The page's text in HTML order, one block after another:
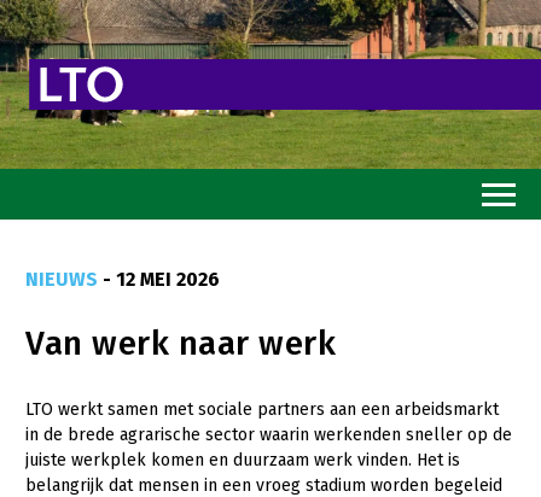
Goed eten
Mooi groen
Sterk ondernemerschap
Transitiepaden
NIEUWS - 12 MEI 2026
Van werk naar werk
LTO werkt samen met sociale partners aan een arbeidsmarkt
in de brede agrarische sector waarin werkenden sneller op de
juiste werkplek komen en duurzaam werk vinden. Het is
belangrijk dat mensen in een vroeg stadium worden begeleid